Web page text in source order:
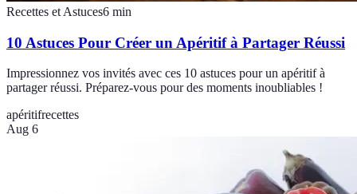
Recettes et Astuces6 min
10 Astuces Pour Créer un Apéritif à Partager Réussi
Impressionnez vos invités avec ces 10 astuces pour un apéritif à
partager réussi. Préparez-vous pour des moments inoubliables !
apéritifrecettes
Aug 6